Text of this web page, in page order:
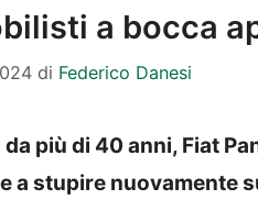
a bocca
di Federico Danesi
più di 40 anni, Fiat
a stupire nuovamente